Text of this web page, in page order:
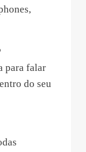
para falar
do seu